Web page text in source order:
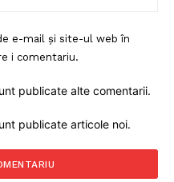
e-mail și site-ul web în
i comentariu.
publicate alte comentarii.
publicate articole noi.